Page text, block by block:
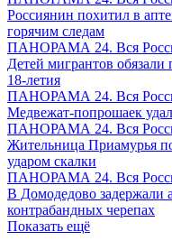
Россиянин похитил в
горячим следам
ПАНОРАМА 24. Вся
Детей мигрантов
18-летия
ПАНОРАМА 24. Вся
Медвежат-попрошаек
ПАНОРАМА 24. Вся
Жительница Приамурья
ударом скалки
ПАНОРАМА 24. Вся
В Домодедово задержали
контрабандных черепах
Показать ещё